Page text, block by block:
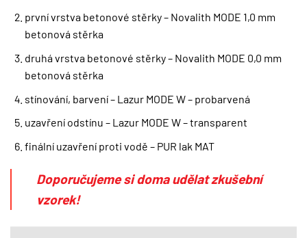
první vrstva betonové stěrky – Novalith MODE 1,0 mm
betonová stěrka
druhá vrstva betonové stěrky – Novalith MODE 0,0 mm
betonová stěrka
stínování, barvení – Lazur MODE W – probarvená
uzavření odstínu – Lazur MODE W – transparent
finální uzavření proti vodě – PUR lak MAT
Doporučujeme si doma udělat zkušební
vzorek!